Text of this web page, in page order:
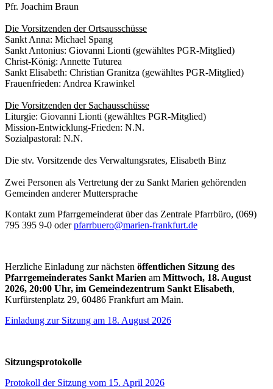
Pfr. Joachim Braun
Die Vorsitzenden der Ortsausschüsse
Sankt Anna: Michael Spang
Sankt Antonius: Giovanni Lionti (gewähltes PGR-Mitglied)
Christ-König: Annette Tuturea
Sankt Elisabeth: Christian Granitza (gewähltes PGR-Mitglied)
Frauenfrieden: Andrea Krawinkel
Die Vorsitzenden der Sachausschüsse
Liturgie: Giovanni Lionti (gewähltes PGR-Mitglied)
Mission-Entwicklung-Frieden: N.N.
Sozialpastoral: N.N.
Die stv. Vorsitzende des Verwaltungsrates, Elisabeth Binz
Zwei Personen als Vertretung der zu Sankt Marien gehörenden
Gemeinden anderer Muttersprache
Kontakt zum Pfarrgemeinderat über das Zentrale Pfarrbüro, (069)
795 395 9-0 oderpfarrbuero@marien-frankfurt.de
Herzliche Einladung zur nächsten öffentlichen Sitzung des
Pfarrgemeinderates Sankt Marien am Mittwoch, 18. August
2026, 20:00 Uhr, im Gemeindezentrum Sankt Elisabeth,
Kurfürstenplatz 29, 60486 Frankfurt am Main.
Einladung zur Sitzung am 18. August 2026
Sitzungsprotokolle
Protokoll der Sitzung vom 15. April 2026